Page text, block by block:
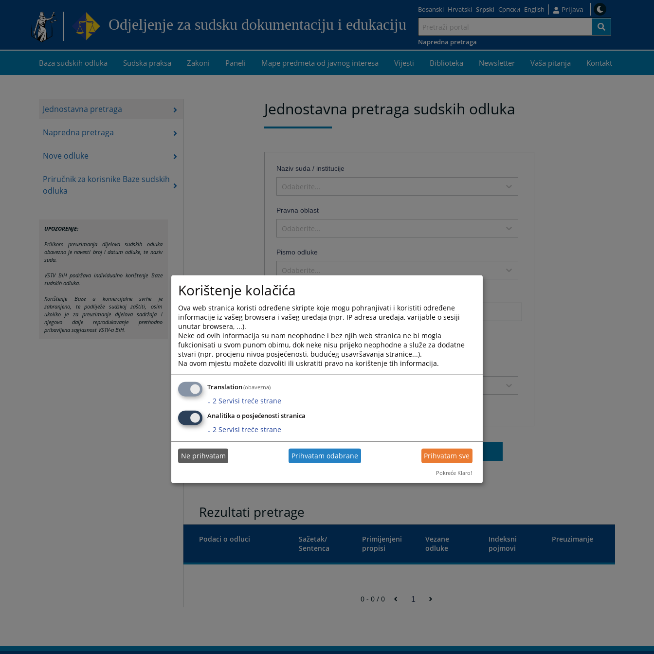
Odjeljenje za sudsku dokumentaciju i edukaciju
na
sadržaj
Bosanski Hrvatski Srpski Српски English Prijava
Napredna pretraga
Baza sudskih odluka Sudska praksa Zakoni Paneli Mape predmeta od javnog interesa Vijesti Biblioteka Newsletter Vaša pitanja Kontakt
Jednostavna pretraga
Napredna pretraga
Nove odluke
Priručnik za korisnike Baze sudskih
odluka
UPOZORENJE:
Prilikom preuzimanja dijelova sudskih odluka
obavezno je navesti broj i datum odluke, te naziv
suda.
VSTV BiH podržava individualno korištenje Baze
sudskih odluka.
Korištenje Baze u komercijalne svrhe je
zabranjeno, te podliježe sudskoj zaštiti, osim
ukoliko je za preuzimanje dijelova sadržaja i
njegovo dalje reprodukovanje prethodno
pribavljena saglasnost VSTV-a BiH.
Jednostavna pretraga sudskih odluka
Naziv suda / institucije
Odaberite...
Pravna oblast
Odaberite...
Pismo odluke
Odaberite...
Pretraga odluka po sadržaju
Sa određenom frazom
Sa svim riječima
Sa barem jednom od riječi
Sortiraj prema
Traži Poništi
Rezultati pretrage
Podaci o odluci
Sažetak/
Sentenca
Primijenjeni
propisi
Vezane
odluke
Indeksni
pojmovi
Preuzimanje
0 - 0 / 0 1
Korištenje kolačića
Ova web stranica koristi određene skripte koje mogu pohranjivati i koristiti određene
informacije iz vašeg browsera i vašeg uređaja (npr. IP adresa uređaja, varijable o sesiji
unutar browsera, ...).
Neke od ovih informacija su nam neophodne i bez njih web stranica ne bi mogla
fukcionisati u svom punom obimu, dok neke nisu prijeko neophodne a služe za dodatne
stvari (npr. procjenu nivoa posjećenosti, budućeg usavršavanja stranice...).
Na ovom mjestu možete dozvoliti ili uskratiti pravo na korištenje tih informacija.
Translation(obavezna)
↓ 2 Servisi treće strane
Analitika o posjećenosti stranica
↓ 2 Servisi treće strane
Ne prihvatam Prihvatam odabrane Prihvatam sve
Pokreće Klaro!